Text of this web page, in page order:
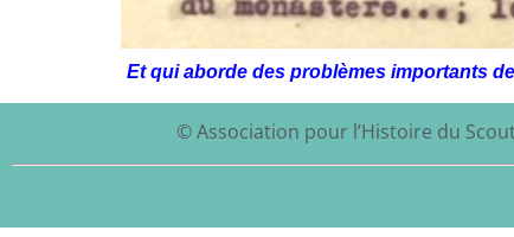
Et qui aborde des problèmes importants
© Association pour l’Histoire du